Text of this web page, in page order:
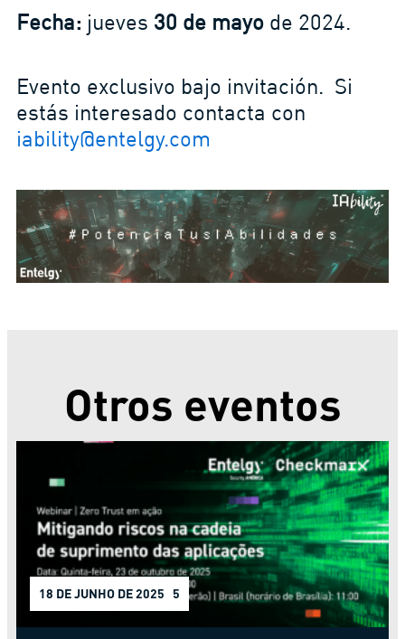
Fecha: jueves 30 de mayode 2024.
Evento exclusivo bajo invitación. Si
estás interesado contacta con
iability@entelgy.com
Otros eventos
23 DE OUTUBRO DE 2025
17 DE JUNHO DE 2025
18 DE JUNHO DE 2025